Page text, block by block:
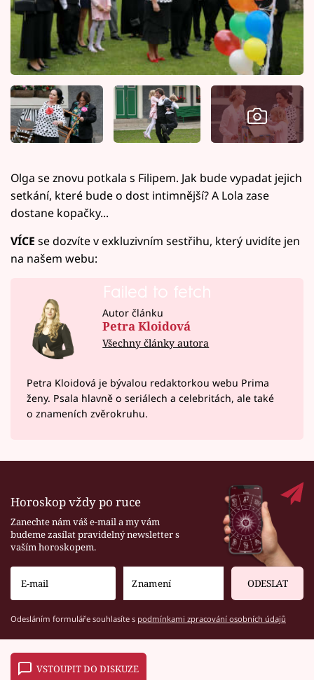
Olga se znovu potkala s Filipem. Jak bude vypadat jejich
setkání, které bude o dost intimnější? A Lola zase
dostane kopačky...
VÍCE se dozvíte v exkluzivním sestřihu, který uvidíte jen
na našem webu:
Failed to fetch
Autor článku
Petra Kloidová
Všechny články autora
Petra Kloidová je bývalou redaktorkou webu Prima
ženy. Psala hlavně o seriálech a celebritách, ale také
o znameních zvěrokruhu.
Horoskop vždy po ruce
Zanechte nám váš e-mail a my vám
budeme zasílat pravidelný newsletter s
vaším horoskopem.
ODESLAT
Odesláním formuláře souhlasíte s podmínkami zpracování osobních údajů
VSTOUPIT DO DISKUZE